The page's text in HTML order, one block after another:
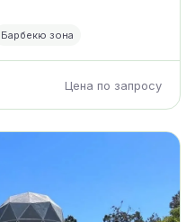
Барбекю зона
Цена по запросу